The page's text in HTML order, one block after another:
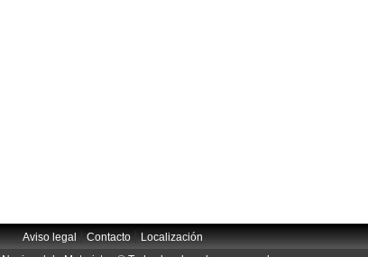
Aviso legal|Contacto|Localización